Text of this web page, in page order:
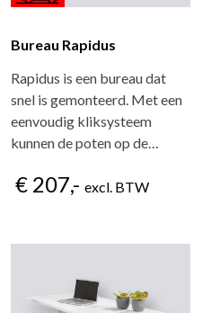
Bureau Rapidus
Rapidus is een bureau dat
snel is gemonteerd. Met een
eenvoudig kliksysteem
kunnen de poten op de…
€ 207,- excl. BTW